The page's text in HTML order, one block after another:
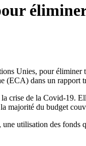
Unies, pour
(ECA) dans un rapport
crise de la Covid-19.
majorité du budget
utilisation des